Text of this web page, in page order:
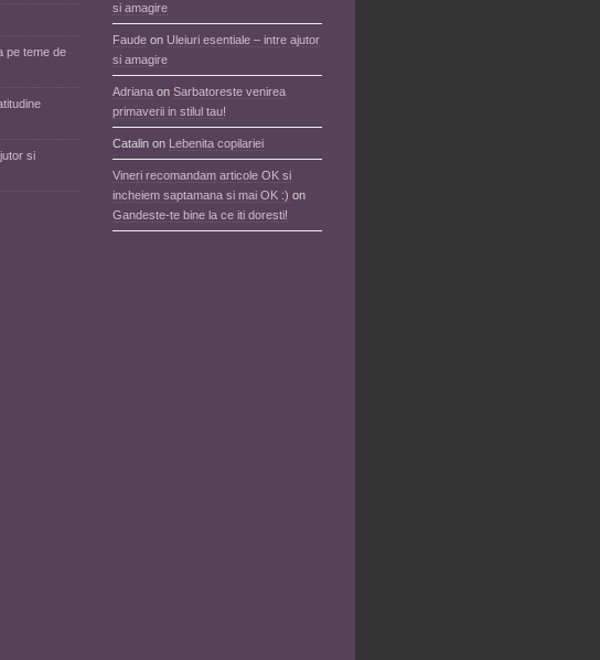
pe teme de
si
si amagire
Faude on Uleiuri esentiale – intre ajutor
si amagire
Adriana on Sarbatoreste venirea
primaverii in stilul tau!
Catalin on Lebenita copilariei
Vineri recomandam articole OK si
incheiem saptamana si mai OK :) on
Gandeste-te bine la ce iti doresti!